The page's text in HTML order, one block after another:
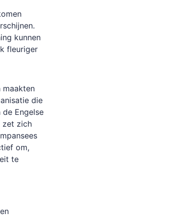
kunnen
fleuriger
maakten
die
Engelse
zet zich
om,
te